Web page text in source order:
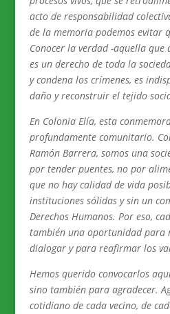
acto de responsabilidad
de la memoria podemos evitar
Conocer la verdad -aquella que
es un derecho de toda la
y condena los crímenes, es
daño y reconstruir el tejido
En Colonia Elía, esta
profundamente comunitario.
Ramón Barrera, somos una
por tender puentes, no por
que no hay calidad de vida
instituciones sólidas y sin un
Derechos Humanos. Por eso,
también una oportunidad para
dialogar y para reafirmar los
Hemos querido convocarlos
sino también para agradecer.
cotidiano de cada vecino, de